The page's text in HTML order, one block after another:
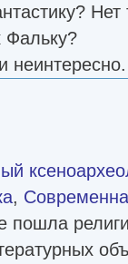
Фальку?
неинтересно.
,